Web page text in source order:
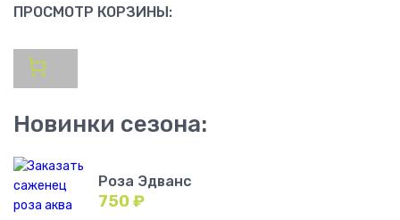
ПРОСМОТР КОРЗИНЫ:
Новинки сезона:
Роза Эдванс
750₽